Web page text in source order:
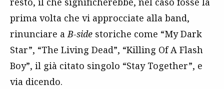
prima volta che vi approcciate alla band,
rinunciare aB-side storiche come “My Dark
Star”, “The Living Dead”, “Killing Of A Flash
Boy”, il già citato singolo “Stay Together”, e
via dicendo.